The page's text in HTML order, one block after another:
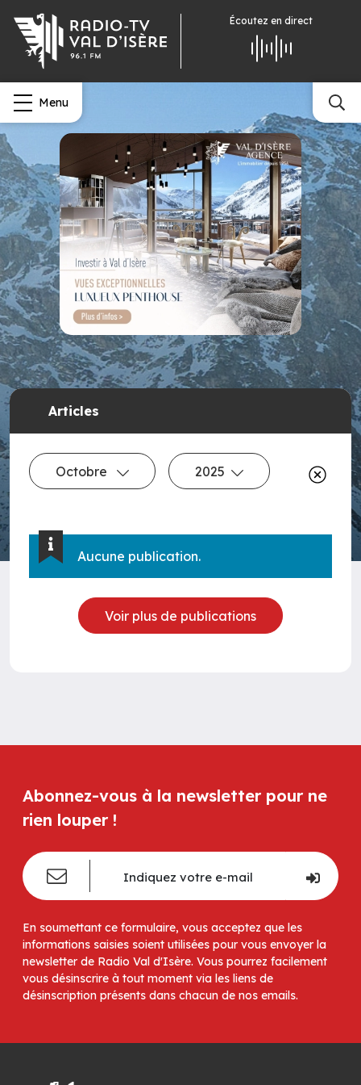
Écoutez en direct
Menu
Articles
Octobre 2025
Aucune publication.
Voir plus de publications
Abonnez-vous à la newsletter pour ne
rien louper !
En soumettant ce formulaire, vous acceptez que les
informations saisies soient utilisées pour vous envoyer la
newsletter de Radio Val d'Isère. Vous pourrez facilement
vous désinscrire à tout moment via les liens de
désinscription présents dans chacun de nos emails.